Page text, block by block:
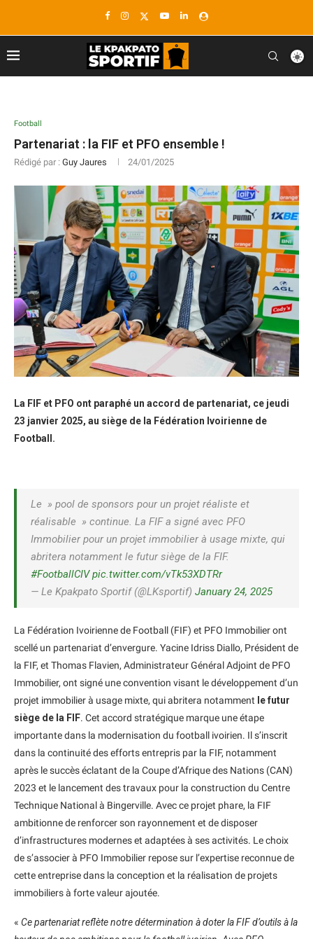
Football
Partenariat : la FIF et PFO ensemble !
Rédigé par : Guy Jaures 24/01/2025
La FIF et PFO ont paraphé un accord de partenariat, ce jeudi
23 janvier 2025, au siège de la Fédération Ivoirienne de
Football.
Le » pool de sponsors pour un projet réaliste et
réalisable » continue. La FIF a signé avec PFO
Immobilier pour un projet immobilier à usage mixte, qui
abritera notamment le futur siège de la FIF.
#FootballCIV pic.twitter.com/vTk53XDTRr
— Le Kpakpato Sportif (@LKsportif) January 24, 2025
La Fédération Ivoirienne de Football (FIF) et PFO Immobilier ont
scellé un partenariat d’envergure. Yacine Idriss Diallo, Président de
la FIF, et Thomas Flavien, Administrateur Général Adjoint de PFO
Immobilier, ont signé une convention visant le développement d’un
projet immobilier à usage mixte, qui abritera notamment le futur
siège de la FIF. Cet accord stratégique marque une étape
importante dans la modernisation du football ivoirien. Il s’inscrit
dans la continuité des efforts entrepris par la FIF, notamment
après le succès éclatant de la Coupe d’Afrique des Nations (CAN)
2023 et le lancement des travaux pour la construction du Centre
Technique National à Bingerville. Avec ce projet phare, la FIF
ambitionne de renforcer son rayonnement et de disposer
d’infrastructures modernes et adaptées à ses activités. Le choix
de s’associer à PFO Immobilier repose sur l’expertise reconnue de
cette entreprise dans la conception et la réalisation de projets
immobiliers à forte valeur ajoutée.
« Ce partenariat reflète notre détermination à doter la FIF d’outils à la